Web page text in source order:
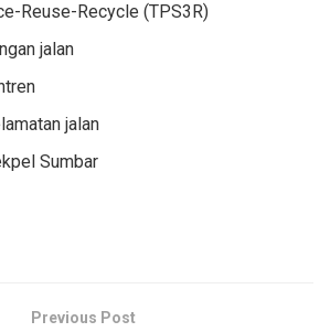
Reuse-Recycle (TPS3R)
jalan
jalan
Sumbar
Previous Post